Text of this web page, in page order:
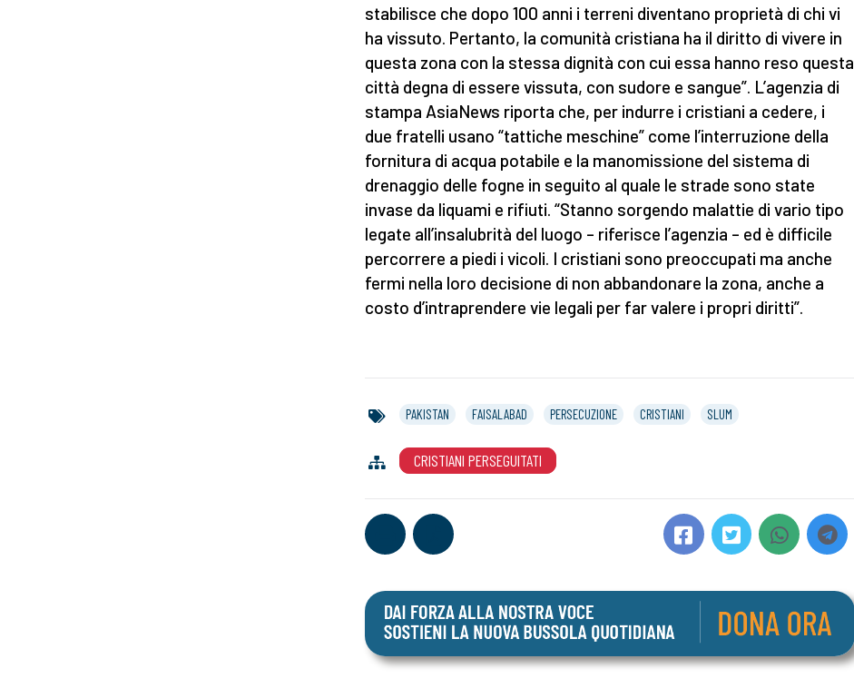
stabilisce che dopo 100 anni i terreni diventano proprietà di chi vi
ha vissuto. Pertanto, la comunità cristiana ha il diritto di vivere in
questa zona con la stessa dignità con cui essa hanno reso questa
città degna di essere vissuta, con sudore e sangue”. L’agenzia di
stampa AsiaNews riporta che, per indurre i cristiani a cedere, i
due fratelli usano “tattiche meschine” come l’interruzione della
fornitura di acqua potabile e la manomissione del sistema di
drenaggio delle fogne in seguito al quale le strade sono state
invase da liquami e rifiuti. “Stanno sorgendo malattie di vario tipo
legate all’insalubrità del luogo – riferisce l’agenzia – ed è difficile
percorrere a piedi i vicoli. I cristiani sono preoccupati ma anche
fermi nella loro decisione di non abbandonare la zona, anche a
costo d’intraprendere vie legali per far valere i propri diritti”.
PAKISTAN FAISALABAD PERSECUZIONE CRISTIANI SLUM
CRISTIANI PERSEGUITATI